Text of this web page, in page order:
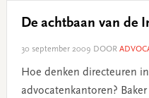
De achtbaan van de
30 september 2009 DOOR
Hoe denken directeuren
advocatenkantoren?